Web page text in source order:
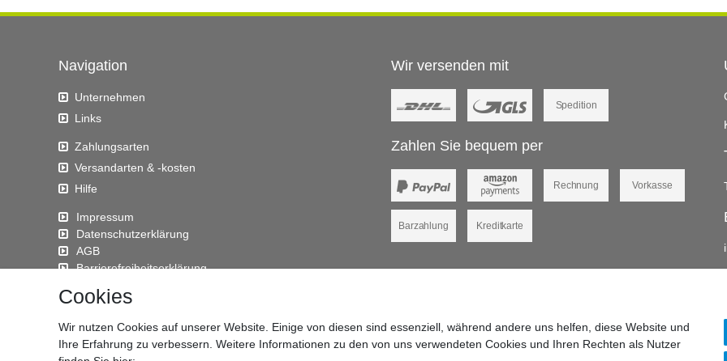
Navigation
Unternehmen
Links
Zahlungsarten
Versandarten & -kosten
Hilfe
Impressum
Daten­schutz­erklärung
AGB
Barrierefreiheitserklärung
Kontakt
Vertrag widerrufen
Wir versenden mit
Spedition
Zahlen Sie bequem per
Rechnung Vorkasse
Barzahlung Kreditkarte
Cookies
Wir nutzen Cookies auf unserer Website. Einige von diesen sind essenziell, während andere uns helfen, diese Website und
Ihre Erfahrung zu verbessern. Weitere Informationen zu den von uns verwendeten Cookies und Ihren Rechten als Nutzer